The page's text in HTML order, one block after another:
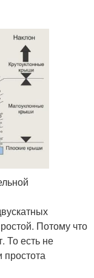
Потому что
То есть не